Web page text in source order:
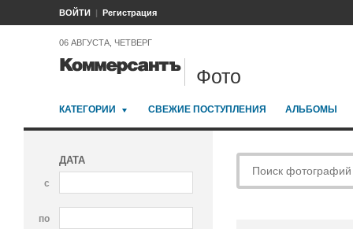
ВОЙТИ Регистрация
06 АВГУСТА, ЧЕТВЕРГ
Фото
КАТЕГОРИИ СВЕЖИЕ ПОСТУПЛЕНИЯ АЛЬБОМЫ
ДАТА
с
по